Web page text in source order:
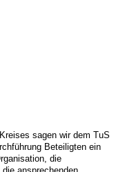
sagen wir dem TuS
Beteiligten ein
die